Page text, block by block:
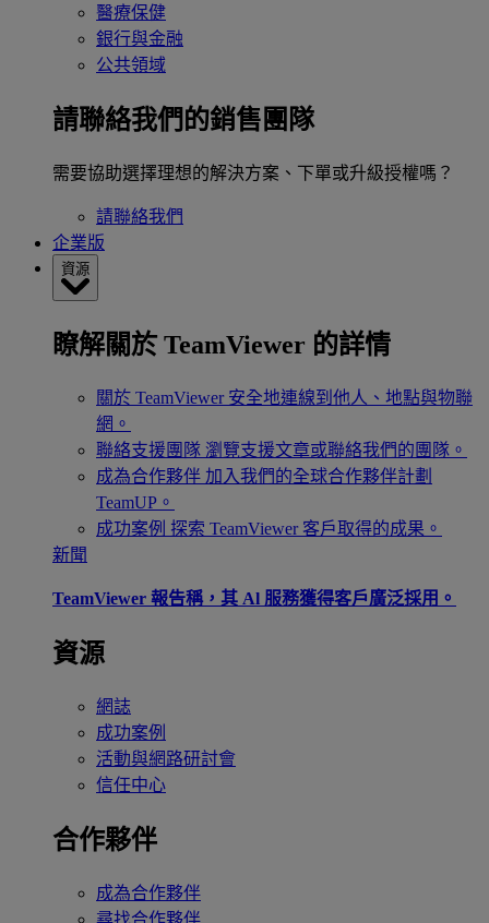
醫療保健
銀行與金融
公共領域
請聯絡我們的銷售團隊
需要協助選擇理想的解決方案、下單或升級授權嗎？
請聯絡我們
企業版
資源
瞭解關於 TeamViewer 的詳情
關於 TeamViewer 安全地連線到他人、地點與物聯
網。
聯絡支援團隊 瀏覽支援文章或聯絡我們的團隊。
成為合作夥伴 加入我們的全球合作夥伴計劃
TeamUP。
成功案例 探索 TeamViewer 客戶取得的成果。
新聞
TeamViewer 報告稱，其 Al 服務獲得客戶廣泛採用。
資源
網誌
成功案例
活動與網路研討會
信任中心
合作夥伴
成為合作夥伴
尋找合作夥伴